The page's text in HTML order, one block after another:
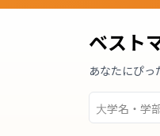
ベスト
あなたにぴ